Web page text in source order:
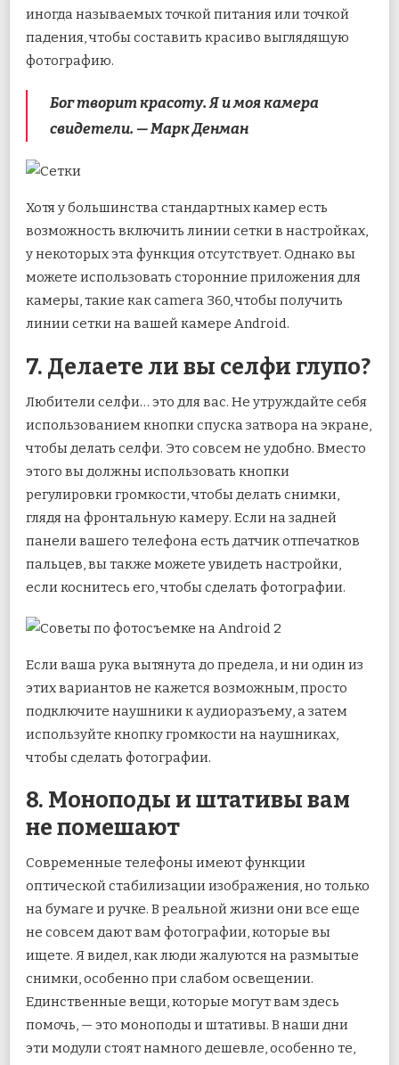
иногда называемых точкой питания или точкой
падения, чтобы составить красиво выглядящую
фотографию.
Бог творит красоту. Я и моя камера
свидетели. — Марк Денман
Хотя у большинства стандартных камер есть
возможность включить линии сетки в настройках,
у некоторых эта функция отсутствует. Однако вы
можете использовать сторонние приложения для
камеры, такие как camera 360, чтобы получить
линии сетки на вашей камере Android.
7. Делаете ли вы селфи глупо?
Любители селфи… это для вас. Не утруждайте себя
использованием кнопки спуска затвора на экране,
чтобы делать селфи. Это совсем не удобно. Вместо
этого вы должны использовать кнопки
регулировки громкости, чтобы делать снимки,
глядя на фронтальную камеру. Если на задней
панели вашего телефона есть датчик отпечатков
пальцев, вы также можете увидеть настройки,
если коснитесь его, чтобы сделать фотографии.
Если ваша рука вытянута до предела, и ни один из
этих вариантов не кажется возможным, просто
подключите наушники к аудиоразъему, а затем
используйте кнопку громкости на наушниках,
чтобы сделать фотографии.
8. Моноподы и штативы вам
не помешают
Современные телефоны имеют функции
оптической стабилизации изображения, но только
на бумаге и ручке. В реальной жизни они все еще
не совсем дают вам фотографии, которые вы
ищете. Я видел, как люди жалуются на размытые
снимки, особенно при слабом освещении.
Единственные вещи, которые могут вам здесь
помочь, — это моноподы и штативы. В наши дни
эти модули стоят намного дешевле, особенно те,